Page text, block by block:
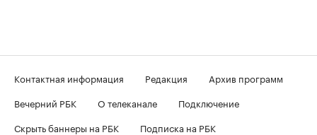
Контактная информация Редакция
Архив программ
Вечерний РБК
О телеканале
Подключение
Скрыть баннеры на РБК
Подписка на РБК